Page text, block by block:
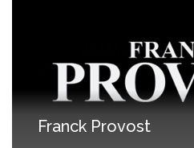
Franck Provost